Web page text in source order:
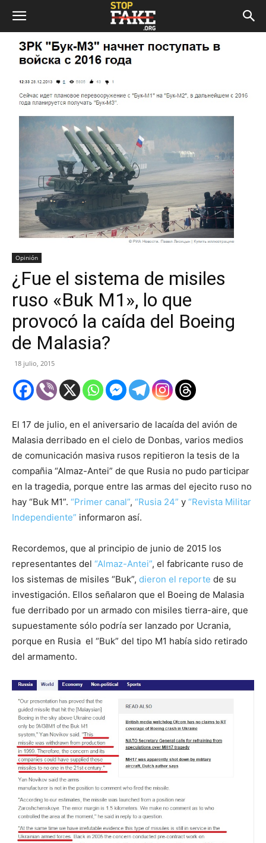
Opinión
¿Fue el sistema de misiles
ruso «Buk M1», lo que
provocó la caída del Boeing
de Malasia?
18 julio, 2015
El 17 de julio, en el aniversario de lacaída del avión de
Malasia derribado en el cielo de Donbas, varios medios
de comunicación masiva rusos repitieron la tesis de la
compañia “Almaz-Antei” de que Rusia no pudo participar
en la tragedia, porque entre las armas del ejecito ruso no
hay “Buk M1”. “Primer canal”, “Rusia 24” y “Revista Militar
Independiente” informaron así.
Recordemos, que al principio de junio de 2015 los
representantes del “Almaz-Antei”, el fabricante ruso de
los sistemas de misiles “Buk”, dieron el reporte de su
investigación. Ellos señalaron que el Boeing de Malasia
fue derribado por un armado con misiles tierra-aire, que
supuestamente sólo podría ser lanzado por Ucrania,
porque en Rusia el “Buk” del tipo M1 había sido retirado
del armamento.